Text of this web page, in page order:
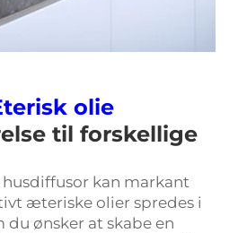
olie
til forskellige
husdiffusor kan markant
æteriske olier spredes i
ønsker at skabe en